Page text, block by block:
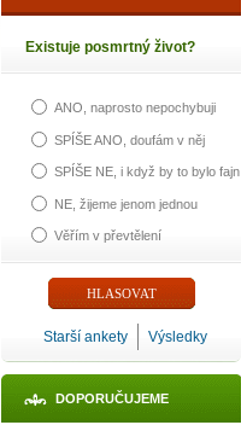
Existuje posmrtný život?
ANO, naprosto nepochybuji
SPÍŠE ANO, doufám v něj
SPÍŠE NE, i když by to bylo fajn
NE, žijeme jenom jednou
Věřím v převtělení
Starší ankety Výsledky
DOPORUČUJEME